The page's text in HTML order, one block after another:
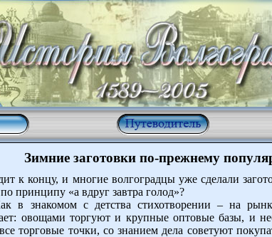
Зимние заготовки по-прежнему
к концу, и многие волгоградцы уже сделали
принципу «а вдруг завтра голод»?
в знакомом с детства стихотворении – на
овощами торгуют и крупные оптовые базы, и
торговые точки, со знанием дела советуют